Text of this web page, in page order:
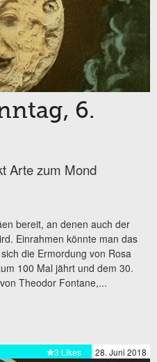
6.
Arte zum Mond
bereit, an denen auch der
Einrahmen könnte man das
die Ermordung von Rosa
100 Mal jährt und dem 30.
Theodor Fontane,...
28. Juni 2018
3 Likes